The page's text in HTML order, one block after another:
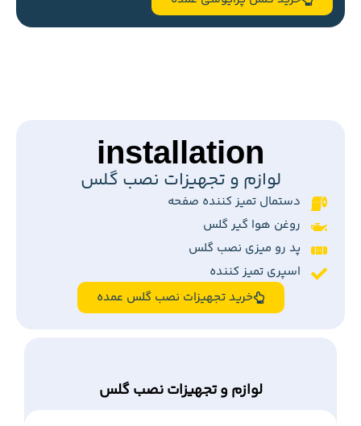
installation
لوازم و تجهیزات نصب گلس
دستمال تمیز کننده صفحه
روغن هوا گیر گلس
پد رو میزی نصب گلس
اسپری تمیز کننده
خرید تجهیزات نصب گلس عمده
لوازم و تجهیزات نصب گلس